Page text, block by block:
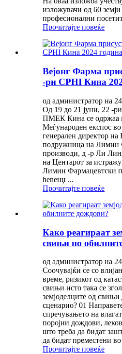
изложувачи од 60
професионални
Прочитајте повеќе
Вејонг Фарма
-ри CPHI Кина
од администратор на
Од 19 до 21 јуни, 22 -
ПМЕК Кина се одржаа
Меѓународен експос
генерален директор на
подружница на Лимин
производи, д -р Ли
на Центарот за
Лимин Фармацевтски
henенџ ...
Прочитајте повеќе
Како реагираат
свињи по
од администратор на
Соочувајќи се со
време, ризикот од
свињи исто така се
земјоделците од свињи
сценарио? 01
спречувањето на
поројни дождови,
што треба да бидат
да бидат преместени
Прочитајте повеќе